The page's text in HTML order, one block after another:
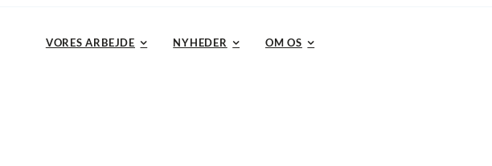
VORES ARBEJDE NYHEDER OM OS